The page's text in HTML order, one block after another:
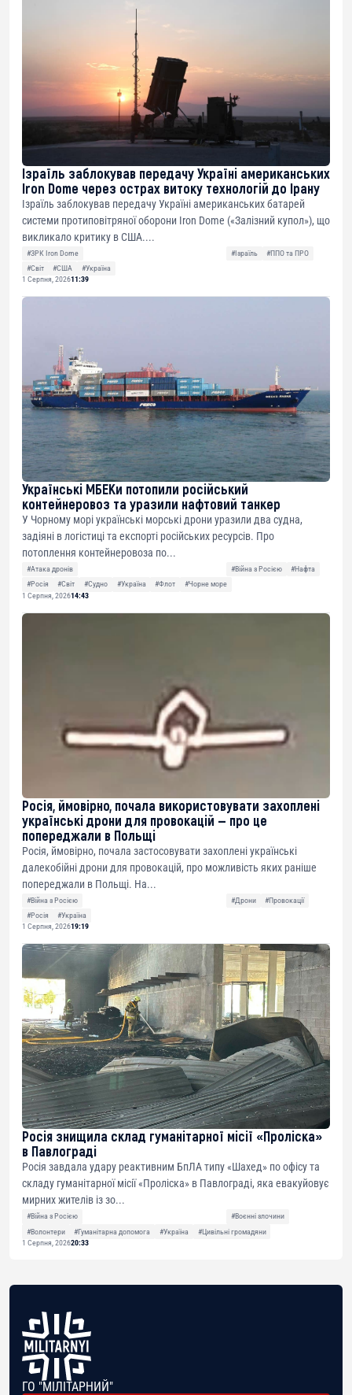
Ізраїль заблокував передачу Україні американських
Iron Dome через острах витоку технологій до Ірану
Ізраїль заблокував передачу Україні американських батарей
системи протиповітряної оборони Iron Dome («Залізний купол»), що
викликало критику в США....
#ЗРК Iron Dome #Ізраїль
#ППО та ПРО
#Світ
#США
#Україна
1 Серпня, 202611:39
Українські МБЕКи потопили російський
контейнеровоз та уразили нафтовий танкер
У Чорному морі українські морські дрони уразили два судна,
задіяні в логістиці та експорті російських ресурсів. Про
потоплення контейнеровоза по...
#Атака дронів #Війна з Росією
#Нафта
#Росія
#Світ #Судно #Україна #Флот
#Чорне море
1 Серпня, 202614:43
Росія, ймовірно, почала використовувати захоплені
українські дрони для провокацій — про це
попереджали в Польщі
Росія, ймовірно, почала застосовувати захоплені українські
далекобійні дрони для провокацій, про можливість яких раніше
попереджали в Польщі. На...
#Війна з Росією #Дрони
#Провокації
#Росія
#Україна
1 Серпня, 202619:19
Росія знищила склад гуманітарної місії «Проліска»
в Павлограді
Росія завдала удару реактивним БпЛА типу «Шахед» по офісу та
складу гуманітарної місії «Проліска» в Павлограді, яка евакуйовує
мирних жителів із зо...
#Війна з Росією
#Воєнні злочини
#Волонтери
#Гуманітарна допомога #Україна
#Цивільні громадяни
1 Серпня, 202620:33
ГО "МІЛІТАРНИЙ"